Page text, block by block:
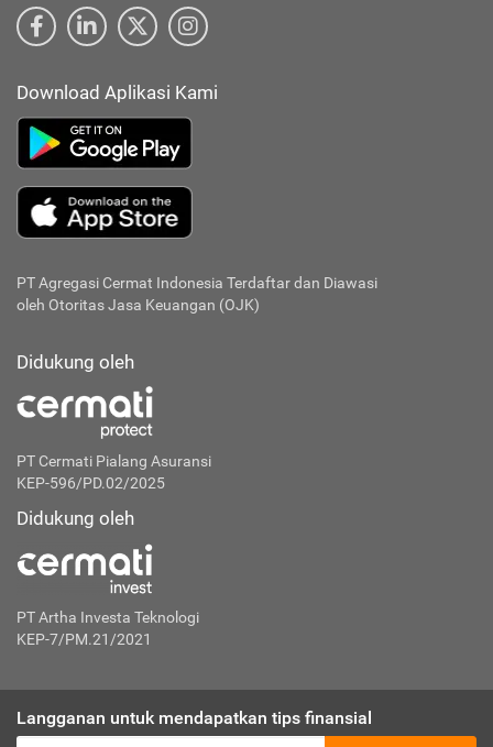
Download Aplikasi Kami
PT Agregasi Cermat Indonesia Terdaftar dan Diawasi
oleh Otoritas Jasa Keuangan (OJK)
Didukung oleh
PT Cermati Pialang Asuransi
KEP-596/PD.02/2025
Didukung oleh
PT Artha Investa Teknologi
KEP-7/PM.21/2021
Langganan untuk mendapatkan tips finansial